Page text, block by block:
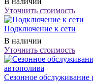
Уточнить стоимость
Подключение к сети
В наличии
Уточнить стоимость
Сезонное обслуживание